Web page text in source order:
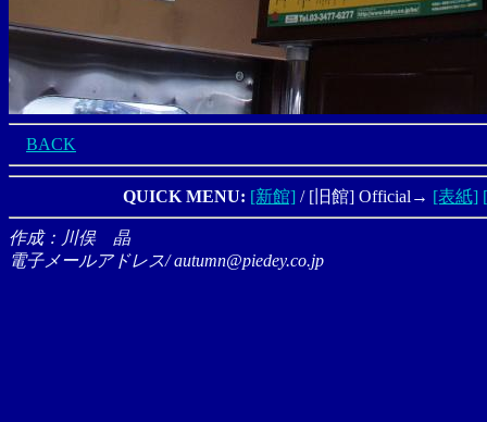
BACK
QUICK MENU: [新館] / [旧館] Official→ [表紙]
作成：川俣 晶
電子メールアドレス/ autumn@piedey.co.jp